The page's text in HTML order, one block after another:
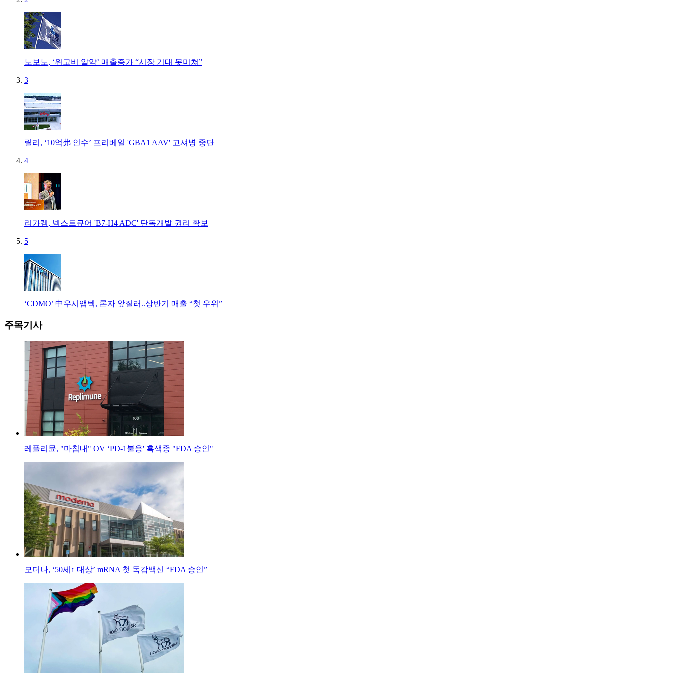
노보노, ‘위고비 알약’ 매출증가 “시장 기대 못미쳐”
3
릴리, ‘10억弗 인수’ 프리베일 'GBA1 AAV' 고셔병 중단
4
리가켐, 넥스트큐어 'B7-H4 ADC' 단독개발 권리 확보
5
‘CDMO’ 中우시앱텍, 론자 앞질러..상반기 매출 “첫 우위”
주목기사
레플리뮨, "마침내" OV ‘PD-1불응' 흑색종 "FDA 승인"
모더나, ‘50세↑ 대상’ mRNA 첫 독감백신 “FDA 승인”